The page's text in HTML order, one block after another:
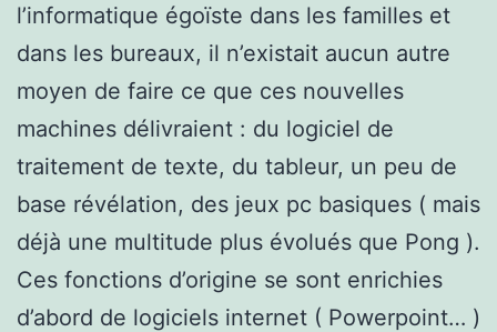
l’informatique égoïste dans les familles et
dans les bureaux, il n’existait aucun autre
moyen de faire ce que ces nouvelles
machines délivraient : du logiciel de
traitement de texte, du tableur, un peu de
base révélation, des jeux pc basiques ( mais
déjà une multitude plus évolués que Pong ).
Ces fonctions d’origine se sont enrichies
d’abord de logiciels internet ( Powerpoint… )